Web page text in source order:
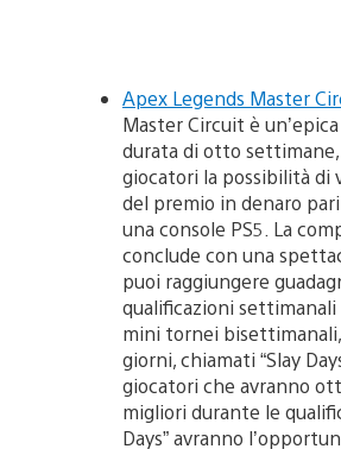
Apex Legends Master
Master Circuit è
durata di otto
giocatori la possibilità di
del premio in denaro
una console PS5. La
conclude con una
puoi raggiungere
qualificazioni
mini tornei
giorni, chiamati “Slay
giocatori che avranno
migliori durante le
Days” avranno